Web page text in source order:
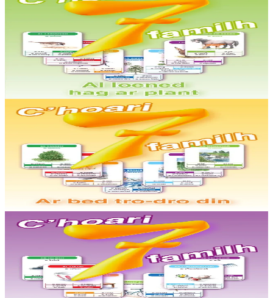
TES
Jeu de 7 familles - Les animaux et les plantes
Un jeu de 7 familles basé sur les animaux et les plantes : les oiseaux,
les insectes, les arbres, les fleurs, les animaux de la maison, les
animaux de la ferme,...
TES
Jeu de 7 familles - Le monde qui m'entoure
Un jeu de 7 familles basé sur le monde environnant : le jardin,
l’école, la côte, les magasins, la ville, la ferme, la montagne (42
En stock5,00 €
TES
Jeu de 7 familles - La vie quotidienne
Un jeu de 7 familles basé sur la vie quotidienne : les meubles, les
transports, les jouets, les outils, les vêtements, la vaisselle, la salle de